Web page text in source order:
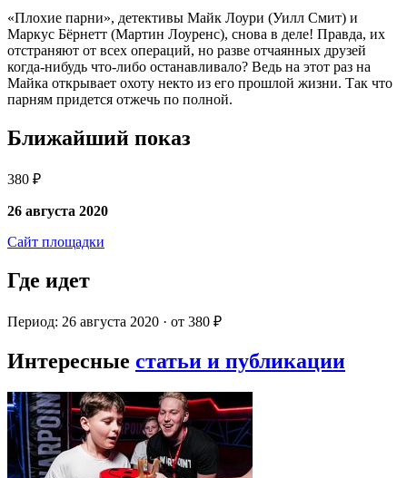
«Плохие парни», детективы Майк Лоури (Уилл Смит) и
Маркус Бёрнетт (Мартин Лоуренс), снова в деле! Правда, их
отстраняют от всех операций, но разве отчаянных друзей
когда-нибудь что-либо останавливало? Ведь на этот раз на
Майка открывает охоту некто из его прошлой жизни. Так что
парням придется отжечь по полной.
Ближайший показ
380 ₽
26 августа 2020
Сайт площадки
Где идет
Период: 26 августа 2020 · от 380 ₽
Интересные статьи и публикации